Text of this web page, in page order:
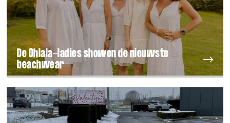
De Ohlala-ladies showen de nieuwste
beachwear